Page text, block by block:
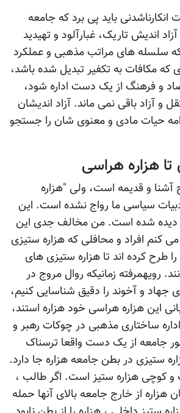
انکارناشدنی باید پی برد که جامعه
اندیش تاریک، غبارآلود و تهیدید
سلسله های مراتب مذهبی و عملکرد
که مکافات به تکفیر تبدیل شده باشد،
و فرهنگ از یک دست اداره شود،
و آزاد باقی نمی ماند. آزاد اندیشان
حیات مادی و معنوی شان را جستجو
تا هزاره هراسی
آشنا و قدیمه است، ولی "هزاره
سیاسی ما رواج نشده است. این
دیده شده است. من مخالف جدی این
کنم افراد و محافلی که هزاره ستیزی
طرح کرده اند تا هزاره ستیزی های
رویهمرفته زمانیکه روال مروج در
جهاد و آخوند را دقیق شناسایی کنیم،
این هزاره هراسی خود هزاره استند،
ساختاری مذهبی در چوکات رهبر و
جامعه از یک دست واقعا ترسناک
ستیزی در بطن جامعه هزاره جا دارد.
و کوچی هزاره ستیز است. اگر طالب ،
هزاره از خارج جامعه بالای آنها حمله